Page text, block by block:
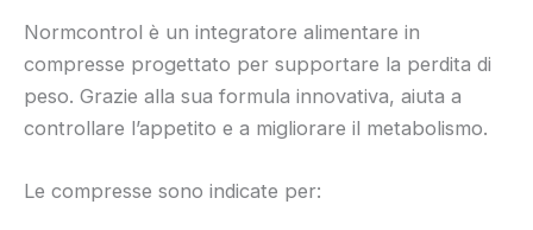
Normcontrol è un integratore alimentare in
compresse progettato per supportare la perdita di
peso. Grazie alla sua formula innovativa, aiuta a
controllare l’appetito e a migliorare il metabolismo.
Le compresse sono indicate per: